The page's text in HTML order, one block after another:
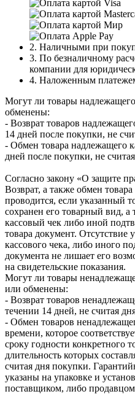
2. Наличными при
3. По безналичному
компании для
4. Наложенным
Могут ли товары
обменены:
- Возврат товаров
14 дней после покупки, не
- Обмен товара надлежащего
дней после покупки, не
Согласно закону «О защите
Возврат, а также обмен
проводится, если указанный
сохранен его товарный вид,
кассовый чек либо иной
товара документ. Отсутствие
кассового чека, либо иного
документа не лишает его
на свидетельские показания.
Могут ли товары
или обменены:
- Возврат товаров
течении 14 дней, не считая
- Обмен товаров
времени, которое
сроку годности конкретного
длительность которых
считая дня покупки.
указаны на упаковке и
поставщиком, либо